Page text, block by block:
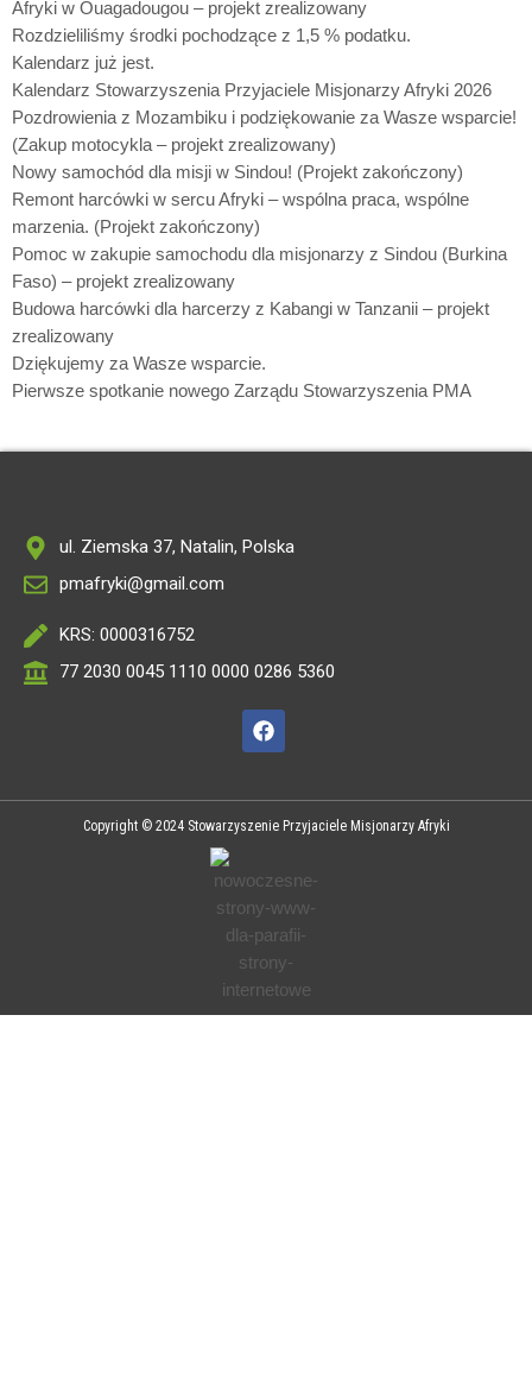
Afryki w Ouagadougou – projekt zrealizowany
Rozdzieliliśmy środki pochodzące z 1,5 % podatku.
Kalendarz już jest.
Kalendarz Stowarzyszenia Przyjaciele Misjonarzy Afryki 2026
Pozdrowienia z Mozambiku i podziękowanie za Wasze wsparcie!
(Zakup motocykla – projekt zrealizowany)
Nowy samochód dla misji w Sindou! (Projekt zakończony)
Remont harcówki w sercu Afryki – wspólna praca, wspólne
marzenia. (Projekt zakończony)
Pomoc w zakupie samochodu dla misjonarzy z Sindou (Burkina
Faso) – projekt zrealizowany
Budowa harcówki dla harcerzy z Kabangi w Tanzanii – projekt
zrealizowany
Dziękujemy za Wasze wsparcie.
Pierwsze spotkanie nowego Zarządu Stowarzyszenia PMA
ul. Ziemska 37, Natalin, Polska
pmafryki@gmail.com
KRS: 0000316752
77 2030 0045 1110 0000 0286 5360
Copyright © 2024 Stowarzyszenie Przyjaciele Misjonarzy Afryki